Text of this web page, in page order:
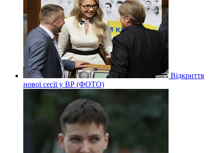
Відкриття
нової сесії у ВР (ФОТО)